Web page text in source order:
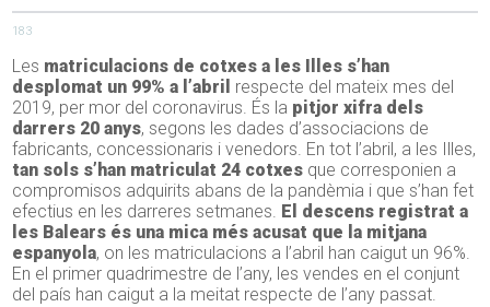
183
Les matriculacions de cotxes a les Illes s’han
desplomat un 99% a l’abril respecte del mateix mes del
2019, per mor del coronavirus. És la pitjor xifra dels
darrers 20 anys, segons les dades d’associacions de
fabricants, concessionaris i venedors. En tot l’abril, a les Illes,
tan sols s’han matriculat 24 cotxes que corresponien a
compromisos adquirits abans de la pandèmia i que s’han fet
efectius en les darreres setmanes. El descens registrat a
les Balears és una mica més acusat que la mitjana
espanyola, on les matriculacions a l’abril han caigut un 96%.
En el primer quadrimestre de l’any, les vendes en el conjunt
del país han caigut a la meitat respecte de l’any passat.